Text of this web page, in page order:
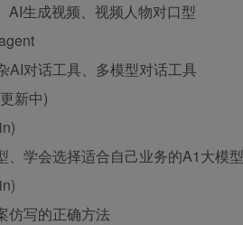
AI生成视频、视频人物对口型
AI对话工具、多模型对话工具
新中)
、学会选择适合自己业务的A1大模型
仿写的正确方法